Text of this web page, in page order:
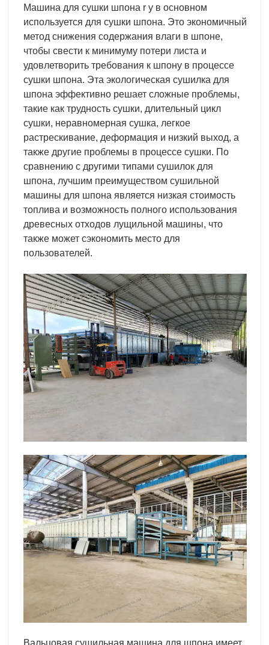
Машина для сушки шпона r y в основном
используется для сушки шпона. Это экономичный
метод снижения содержания влаги в шпоне,
чтобы свести к минимуму потери листа и
удовлетворить требования к шпону в процессе
сушки шпона. Эта экологическая сушилка для
шпона эффективно решает сложные проблемы,
такие как трудность сушки, длительный цикл
сушки, неравномерная сушка, легкое
растрескивание, деформация и низкий выход, а
также другие проблемы в процессе сушки. По
сравнению с другими типами сушилок для
шпона, лучшим преимуществом сушильной
машины для шпона является низкая стоимость
топлива и возможность полного использования
древесных отходов лущильной машины, что
также может сэкономить место для
пользователей.